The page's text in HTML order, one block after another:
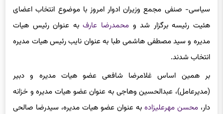
سیاسی- صنفی مجمع وزیران ادوار امروز با موضوع انتخاب اعضای
هئیت رئیسه برگزار شد و محمدرضا عارفبه عنوان رئیس هیات
مدیره و سید مصطفی هاشمی طبا به عنوان نایب رئیس هیات مدیره
انتخاب شدند.
بر همین اساس غلامرضا شافعی عضو هیات مدیره و دبیر
(مدیرعامل)، عبدالحسین وهاجی به عنوان عضو هیات مدیره و خزانه
دار،محسن مهرعلیزاده به عنوان عضو هیات مدیره، سیدرضا صالحی